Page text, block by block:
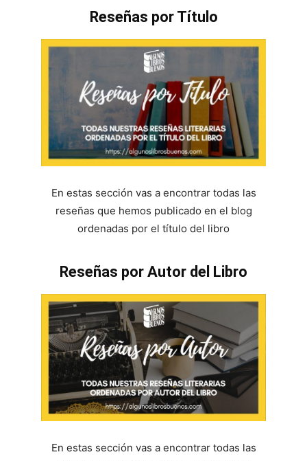
Reseñas por Título
En estas sección vas a encontrar todas las
reseñas que hemos publicado en el blog
ordenadas por el título del libro
Reseñas por Autor del Libro
En estas sección vas a encontrar todas las